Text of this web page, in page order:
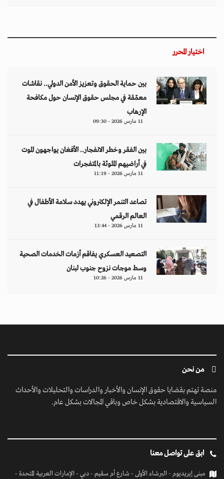
اختيار المحرر
بين حماية الحقوق وتعزيز الأمن الدولي.. نقاشات
معمّقة في مجلس حقوق الإنسان حول مكافحة
الإرهاب
11 مارس 2026 - 09:30
بين الفقر وخطر الانفجار.. الأفغان يواجهون الموت
في أراضيهم الملوثة بالمتفجرات
11 مارس 2026 - 11:19
تصاعد التنمر الإلكتروني يهدد سلامة الأطفال في
العالم الرقمي
11 مارس 2026 - 13:44
التصعيد العسكري يفاقم أزمات الخدمات الصحية
وسط موجات نزوح جنوب لبنان
11 مارس 2026 - 10:26
من نحن
منصة تهتم بقضايا حقوق الإنسان والأخبار والدراسات والتحليلات والأحداث
السياسية والاقتصادية بشكل خاص وباقي المجالات بشكل عام.
ابق على تواصل معنا
مبنى إيريديوم - البرشاء الأولى - شارع أم سقيم - دبي - الإمارات العربية المتحدة -